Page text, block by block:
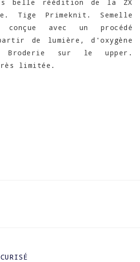
belle réédition de la ZX
Tige Primeknit. Semelle
avec un procédé
de lumière, d'oxygène
sur le upper.
limitée.